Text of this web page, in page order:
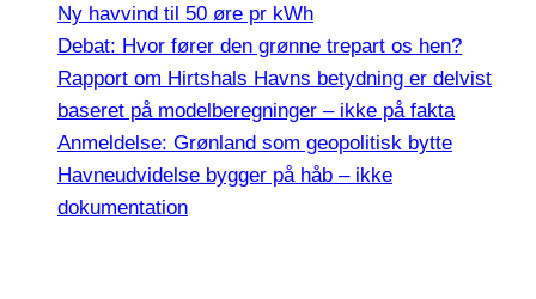
Ny havvind til 50 øre pr kWh
Debat: Hvor fører den grønne trepart os hen?
Rapport om Hirtshals Havns betydning er delvist
baseret på modelberegninger – ikke på fakta
Anmeldelse: Grønland som geopolitisk bytte
Havneudvidelse bygger på håb – ikke
dokumentation